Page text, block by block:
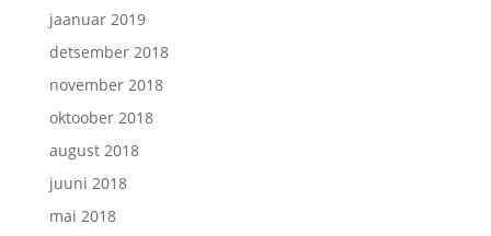
jaanuar 2019
detsember 2018
november 2018
oktoober 2018
august 2018
juuni 2018
mai 2018